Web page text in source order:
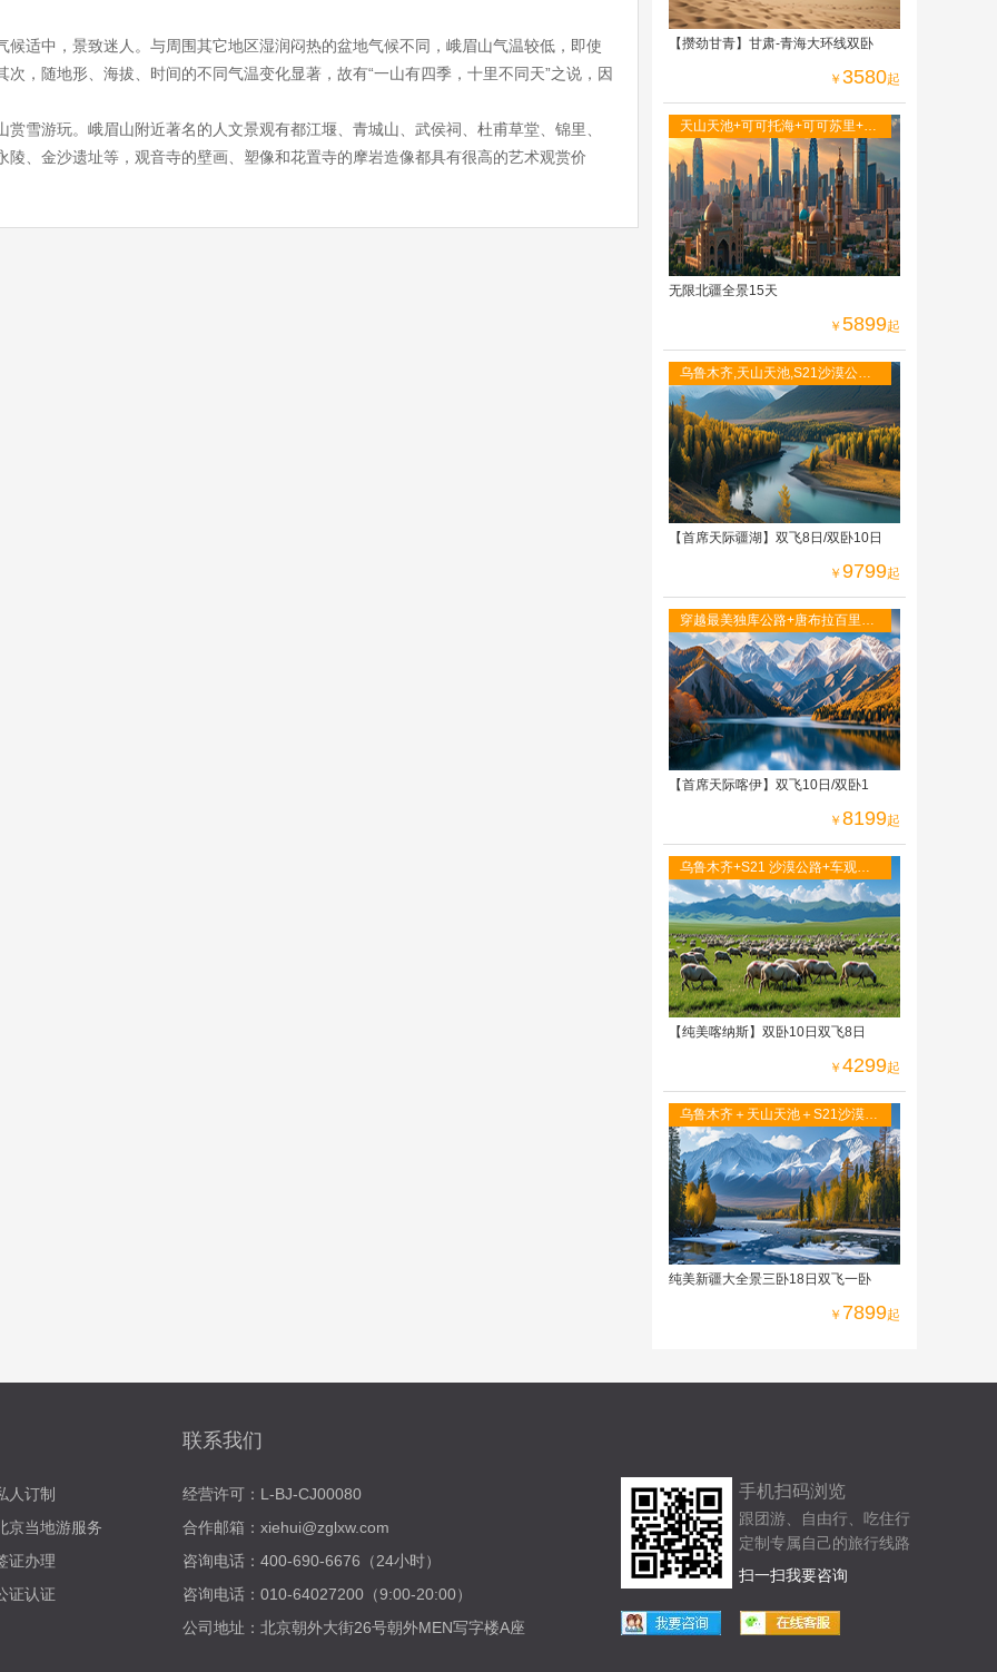
适中，景致迷人。与周围其它地区湿润闷热的盆地气候不同，峨眉山气温较低，即使
，随地形、海拔、时间的不同气温变化显著，故有“一山有四季，十里不同天”之说，因
雪游玩。峨眉山附近著名的人文景观有都江堰、青城山、武侯祠、杜甫草堂、锦里、
、金沙遗址等，观音寺的壁画、塑像和花置寺的摩岩造像都具有很高的艺术观赏价
【攒劲甘青】甘肃-青海大环线双卧
￥ 3580起
天山天池+可可托海+可可苏里+五
彩滩+禾木+喀纳斯 草原神石城
+G219 公路+乌尔禾
无限北疆全景15天
￥ 5899起
乌鲁木齐,天山天池,S21沙漠公路,
喀纳斯图瓦人家访,禾木村,五彩滩,
独库公路,唐
【首席天际疆湖】双飞8日/双卧10日
￥ 9799起
穿越最美独库公路+唐布拉百里画
廊
【首席天际喀伊】双飞10日/双卧1
￥ 8199起
乌鲁木齐+S21 沙漠公路+车观吉
力湖+阿禾公路+禾木+喀纳斯 五彩
滩+世界魔鬼城
【纯美喀纳斯】双卧10日双飞8日
￥ 4299起
乌鲁木齐＋天山天池＋S21沙漠高
速＋阿禾公路 ＋喀纳斯湖＋禾木
村＋五彩滩
纯美新疆大全景三卧18日双飞一卧
￥ 7899起
人订制
京当地游服务
证办理
证认证
联系我们
经营许可：L-BJ-CJ00080
合作邮箱：xiehui@zglxw.com
咨询电话：400-690-6676（24小时）
咨询电话：010-64027200（9:00-20:00）
公司地址：北京朝外大街26号朝外MEN写字楼A座
手机扫码浏览
跟团游、自由行、吃住行
定制专属自己的旅行线路
扫一扫我要咨询